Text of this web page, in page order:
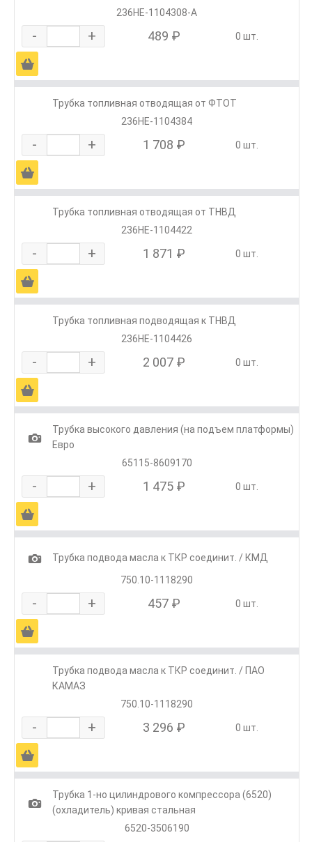
236НЕ-1104308-А
- + 489 ₽ 0 шт.
Ä
Трубка топливная отводящая от ФТОТ
236НЕ-1104384
- + 1 708 ₽ 0 шт.
Ä
Трубка топливная отводящая от ТНВД
236НЕ-1104422
- + 1 871 ₽ 0 шт.
Ä
Трубка топливная подводящая к ТНВД
236НЕ-1104426
- + 2 007 ₽ 0 шт.
Ä
1
Трубка высокого давления (на подъем платформы)
Евро
65115-8609170
- + 1 475 ₽ 0 шт.
Ä
1
Трубка подвода масла к ТКР соединит. / КМД
750.10-1118290
- + 457 ₽ 0 шт.
Ä
Трубка подвода масла к ТКР соединит. / ПАО
КАМАЗ
750.10-1118290
- + 3 296 ₽ 0 шт.
Ä
1
Трубка 1-но цилиндрового компрессора (6520)
(охладитель) кривая стальная
6520-3506190